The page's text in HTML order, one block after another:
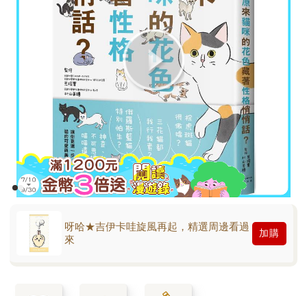
呀哈★吉伊卡哇旋風再起，精選周邊看過
來
加購